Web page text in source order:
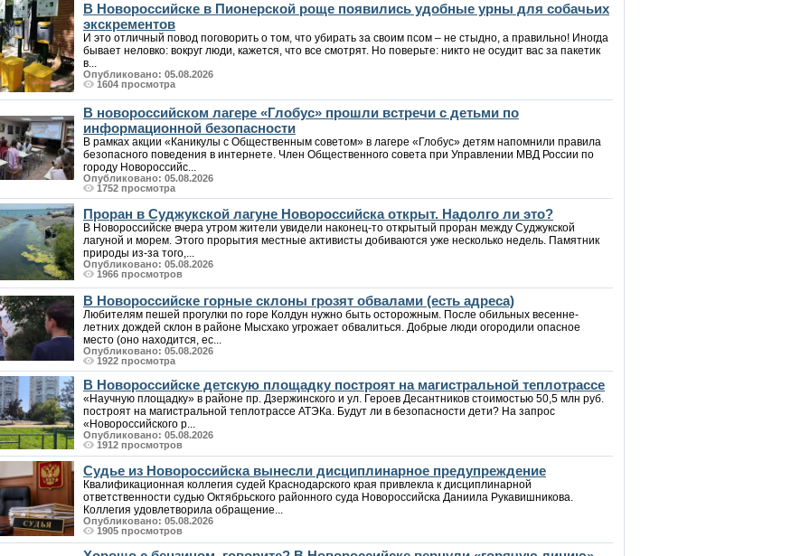
В Новороссийске в Пионерской роще появились удобные урны для собачьих
экскрементов
И это отличный повод поговорить о том, что убирать за своим псом – не стыдно, а правильно! Иногда
бывает неловко: вокруг люди, кажется, что все смотрят. Но поверьте: никто не осудит вас за пакетик
в...
Опубликовано: 05.08.2026
1604 просмотра
В новороссийском лагере «Глобус» прошли встречи с детьми по
информационной безопасности
В рамках акции «Каникулы с Общественным советом» в лагере «Глобус» детям напомнили правила
безопасного поведения в интернете. Член Общественного совета при Управлении МВД России по
городу Новороссийс...
Опубликовано: 05.08.2026
1752 просмотра
Проран в Суджукской лагуне Новороссийска открыт. Надолго ли это?
В Новороссийске вчера утром жители увидели наконец-то открытый проран между Суджукской
лагуной и морем. Этого прорытия местные активисты добиваются уже несколько недель. Памятник
природы из-за того,...
Опубликовано: 05.08.2026
1966 просмотров
В Новороссийске горные склоны грозят обвалами (есть адреса)
Любителям пешей прогулки по горе Колдун нужно быть осторожным. После обильных весенне-
летних дождей склон в районе Мысхако угрожает обвалиться. Добрые люди огородили опасное
место (оно находится, ес...
Опубликовано: 05.08.2026
1922 просмотра
В Новороссийске детскую площадку построят на магистральной теплотрассе
«Научную площадку» в районе пр. Дзержинского и ул. Героев Десантников стоимостью 50,5 млн руб.
построят на магистральной теплотрассе АТЭКа. Будут ли в безопасности дети? На запрос
«Новороссийского р...
Опубликовано: 05.08.2026
1912 просмотров
Судье из Новороссийска вынесли дисциплинарное предупреждение
Квалификационная коллегия судей Краснодарского края привлекла к дисциплинарной
ответственности судью Октябрьского районного суда Новороссийска Даниила Рукавишникова.
Коллегия удовлетворила обращение...
Опубликовано: 05.08.2026
1905 просмотров